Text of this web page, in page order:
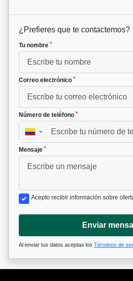
¿Prefieres que te contactemos?
Tu nombre *
Correo electrónico *
Número de teléfono *
▼
Mensaje *
Acepto recibir información sobre
Enviar
Al enviar tus datos aceptas los Términos de